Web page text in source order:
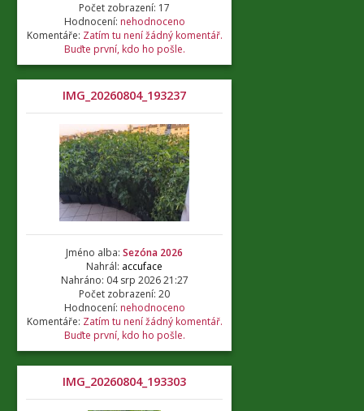
Počet zobrazení: 17
Hodnocení: nehodnoceno
Komentáře: Zatím tu není žádný komentář.
Buďte první, kdo ho pošle.
IMG_20260804_193237
Jméno alba: Sezóna 2026
Nahrál: accuface
Nahráno: 04 srp 2026 21:27
Počet zobrazení: 20
Hodnocení: nehodnoceno
Komentáře: Zatím tu není žádný komentář.
Buďte první, kdo ho pošle.
IMG_20260804_193303